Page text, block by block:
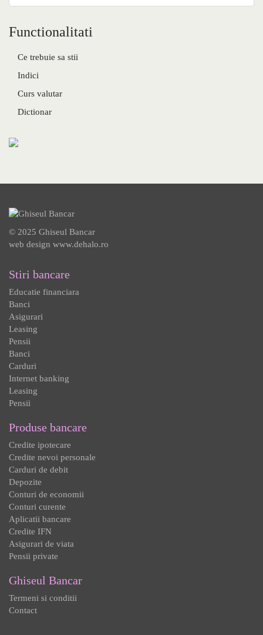
Functionalitati
Ce trebuie sa stii
Indici
Curs valutar
Dictionar
© 2025 Ghiseul Bancar
web design www.dehalo.ro
Stiri bancare
Educatie financiara
Banci
Asigurari
Leasing
Pensii
Banci
Carduri
Internet banking
Leasing
Pensii
Produse bancare
Credite ipotecare
Credite nevoi personale
Carduri de debit
Depozite
Conturi de economii
Conturi curente
Aplicatii bancare
Credite IFN
Asigurari de viata
Pensii private
Ghiseul Bancar
Termeni si conditii
Contact